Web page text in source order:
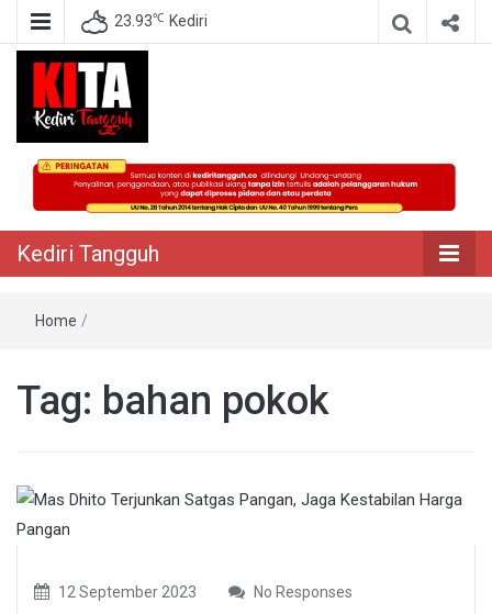
23.93℃ Kediri
Kediri Tangguh
Berita Akurat Terpercaya
Kediri Tangguh
Home /
Tag: bahan pokok
12 September 2023 No Responses